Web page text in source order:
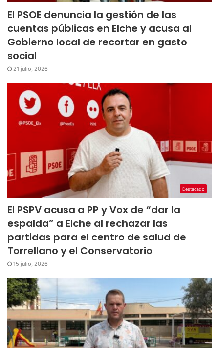
El PSOE denuncia la gestión de las
cuentas públicas en Elche y acusa al
Gobierno local de recortar en gasto
social
21 julio, 2026
Destacado
El PSPV acusa a PP y Vox de “dar la
espalda” a Elche al rechazar las
partidas para el centro de salud de
Torrellano y el Conservatorio
15 julio, 2026